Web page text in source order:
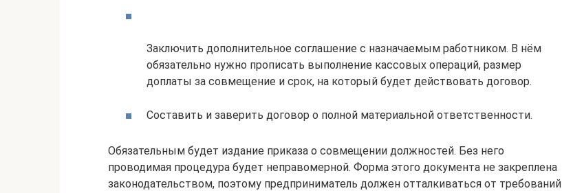
Заключить дополнительное соглашение с назначаемым работником. В нём
обязательно нужно прописать выполнение кассовых операций, размер
доплаты за совмещение и срок, на который будет действовать договор.
Составить и заверить договор о полной материальной ответственности.
Обязательным будет издание приказа о совмещении должностей. Без него
проводимая процедура будет неправомерной. Форма этого документа не закреплена
законодательством, поэтому предприниматель должен отталкиваться от требований